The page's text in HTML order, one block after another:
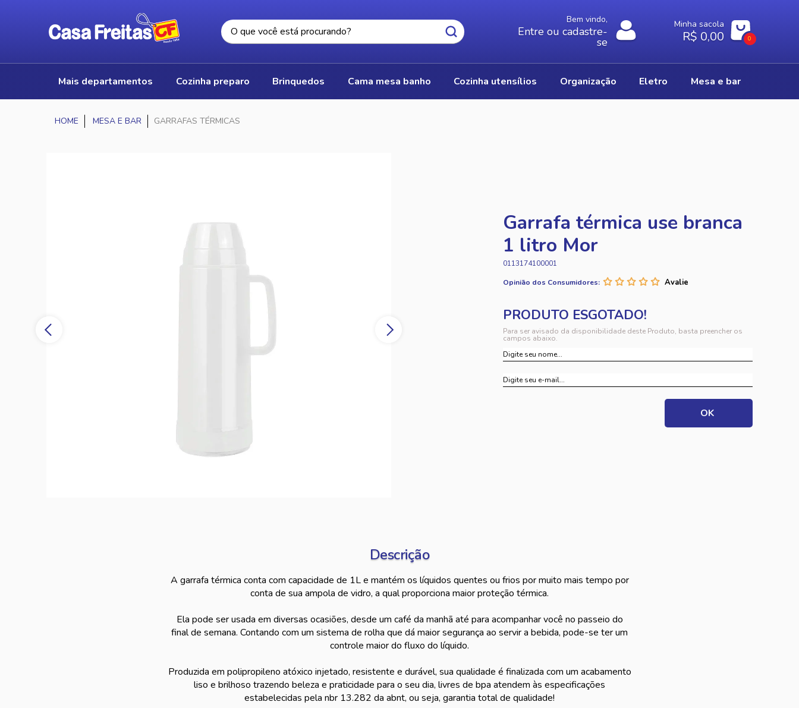
Bem vindo,
Entre ou cadastre-
se
Minha sacola
R$ 0,00 0
mais departamentos cozinha preparo brinquedos cama mesa banho cozinha utensílios organização eletro mesa e bar
MESA E BAR GARRAFAS TÉRMICAS
Garrafa térmica use branca
1 litro Mor
0113174100001
Opinião dos Consumidores:
Para ser avisado da disponibilidade deste Produto, basta preencher os
campos abaixo.
Descrição
A garrafa térmica conta com capacidade de 1L e mantém os líquidos quentes ou frios por muito mais tempo por
conta de sua ampola de vidro, a qual proporciona maior proteção térmica.
Ela pode ser usada em diversas ocasiões, desde um café da manhã até para acompanhar você no passeio do
final de semana. Contando com um sistema de rolha que dá maior segurança ao servir a bebida, pode-se ter um
controle maior do fluxo do líquido.
Produzida em polipropileno atóxico injetado, resistente e durável, sua qualidade é finalizada com um acabamento
liso e brilhoso trazendo beleza e praticidade para o seu dia, livres de bpa atendem às especificações
estabelecidas pela nbr 13.282 da abnt, ou seja, garantia total de qualidade!